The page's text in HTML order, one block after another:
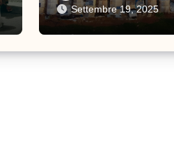
Settembre 19, 2025